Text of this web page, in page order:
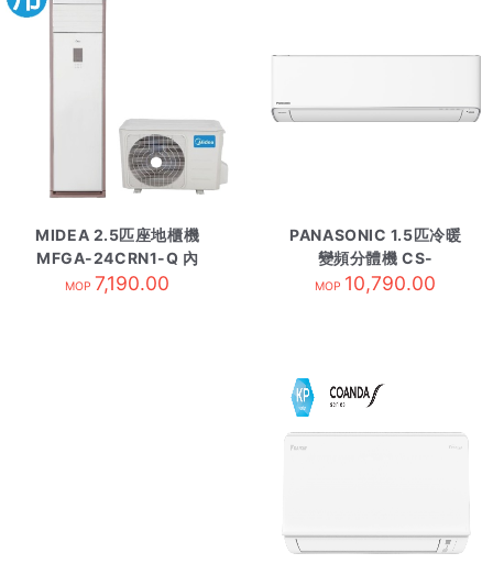
MIDEA 2.5匹座地櫃機
MFGA-24CRN1-Q 內
MOP 7,190.00
PANASONIC 1.5匹冷暖
變頻分體機 CS-
Z12ZKA 內-R32
MOP 10,790.00